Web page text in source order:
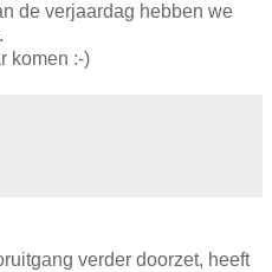
de verjaardag hebben we
komen :-)
verder doorzet, heeft